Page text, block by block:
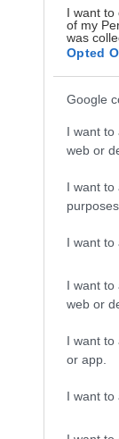
I want to
of my
was
Opted
Google
I want to
web or
I want to
purposes.
I want to
I want to
web or
I want to
or app.
I want to
Ο
κυκλοφορήσουν
Ο George
ξαφνικά. Με
σύντροφοι και
ένα νησί. Το